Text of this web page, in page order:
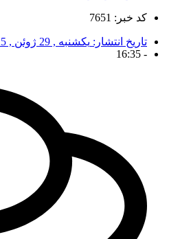
کد خبر: 7651
تاریخ انتشار: یکشنبه , 29 ژوئن , 2025
-
16:35